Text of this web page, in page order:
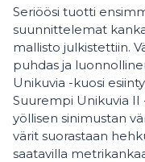
Seriöösi tuotti
suunnittelemat
mallisto julkistettiin.
puhdas ja
Unikuvia -kuosi
Suurempi Unikuvia II
yöllisen sinimustan
värit suorastaan
saatavilla